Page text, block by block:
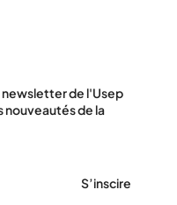
newsletter de l'Usep
nouveautés de la
S’inscire